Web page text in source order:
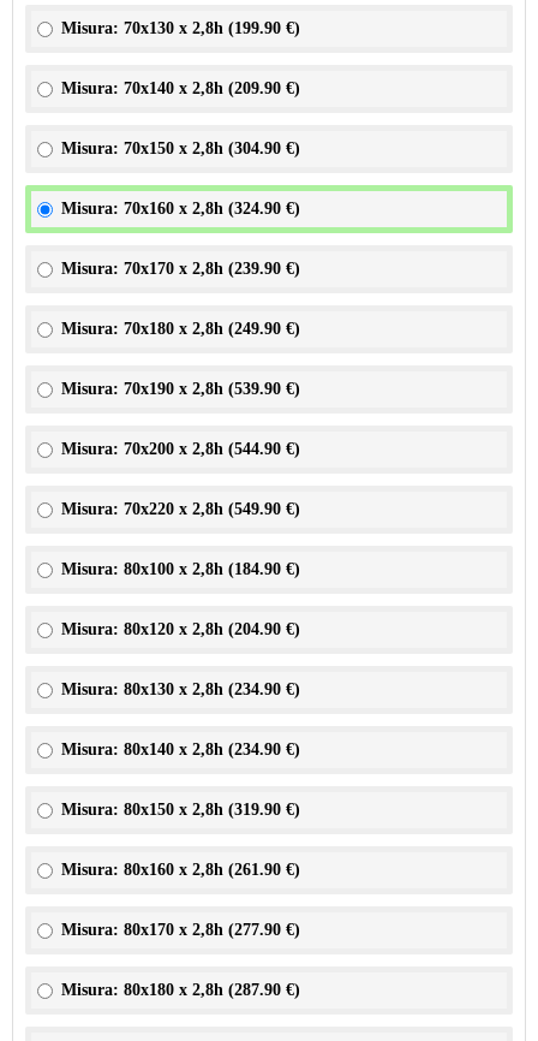
Misura: 70x130 x 2,8h (199.90 €)
Misura: 70x140 x 2,8h (209.90 €)
Misura: 70x150 x 2,8h (304.90 €)
Misura: 70x160 x 2,8h (324.90 €)
Misura: 70x170 x 2,8h (239.90 €)
Misura: 70x180 x 2,8h (249.90 €)
Misura: 70x190 x 2,8h (539.90 €)
Misura: 70x200 x 2,8h (544.90 €)
Misura: 70x220 x 2,8h (549.90 €)
Misura: 80x100 x 2,8h (184.90 €)
Misura: 80x120 x 2,8h (204.90 €)
Misura: 80x130 x 2,8h (234.90 €)
Misura: 80x140 x 2,8h (234.90 €)
Misura: 80x150 x 2,8h (319.90 €)
Misura: 80x160 x 2,8h (261.90 €)
Misura: 80x170 x 2,8h (277.90 €)
Misura: 80x180 x 2,8h (287.90 €)